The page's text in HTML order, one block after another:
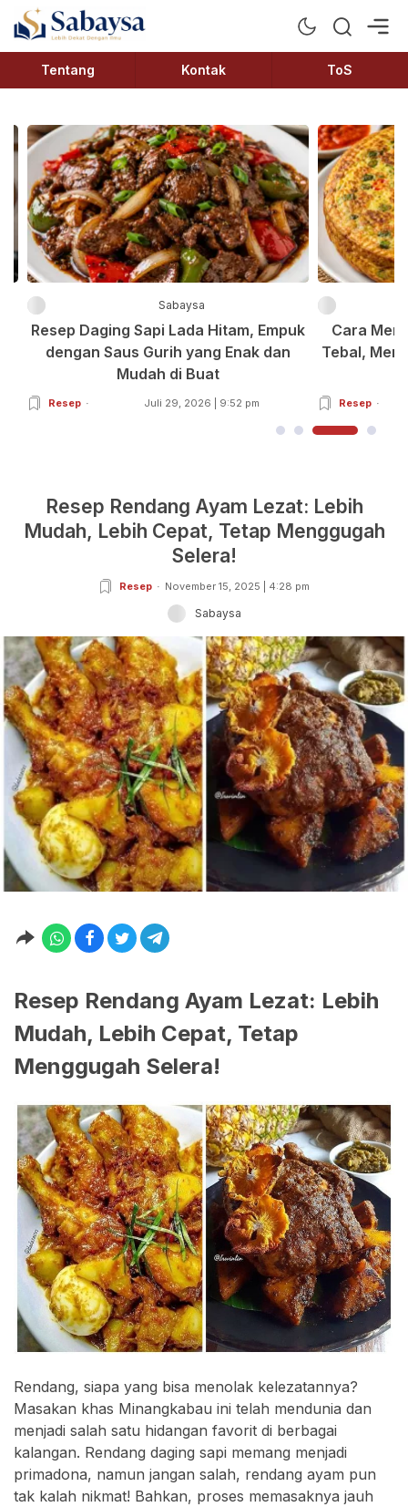
Sabaysa
Lebih Dekat Dengan Ilmu
Tentang Kontak ToS
Sabaysa
Resep Daging Sapi Lada Hitam, Empuk
dengan Saus Gurih yang Enak dan
Mudah di Buat
Resep Juli 29, 2026 | 9:52 pm
Cara
Tebal,
Resep
Resep Rendang Ayam Lezat: Lebih
Mudah, Lebih Cepat, Tetap Menggugah
Selera!
Resep November 15, 2025 | 4:28 pm
Sabaysa
Resep Rendang Ayam Lezat: Lebih
Mudah, Lebih Cepat, Tetap
Menggugah Selera!
Rendang, siapa yang bisa menolak kelezatannya?
Masakan khas Minangkabau ini telah mendunia dan
menjadi salah satu hidangan favorit di berbagai
kalangan. Rendang daging sapi memang menjadi
primadona, namun jangan salah, rendang ayam pun
tak kalah nikmat! Bahkan, proses memasaknya jauh